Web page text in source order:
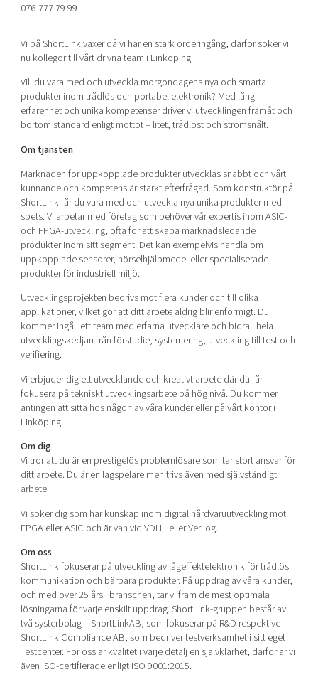
Shaping cities and regions
East Sweden Tech Women
Reversed mentorship
Current offers and activities
Talent & skills
Startup & industry collaboration
Offers to boost your business
Our community of companies
Publications
Project toolbox
Our clusters
Reach out to us
Locations
076-777 79 99
Vi på ShortLink växer då vi har en stark orderingång, därför söker vi
nu kollegor till vårt drivna team i Linköping.
Vill du vara med och utveckla morgondagens nya och smarta
produkter inom trådlös och portabel elektronik? Med lång
erfarenhet och unika kompetenser driver vi utvecklingen framåt och
bortom standard enligt mottot – litet, trådlöst och strömsnålt.
Om tjänsten
Marknaden för uppkopplade produkter utvecklas snabbt och vårt
kunnande och kompetens är starkt efterfrågad. Som konstruktör på
ShortLink får du vara med och utveckla nya unika produkter med
spets. Vi arbetar med företag som behöver vår expertis inom ASIC-
och FPGA-utveckling, ofta för att skapa marknadsledande
produkter inom sitt segment. Det kan exempelvis handla om
uppkopplade sensorer, hörselhjälpmedel eller specialiserade
produkter för industriell miljö.
Utvecklingsprojekten bedrivs mot flera kunder och till olika
applikationer, vilket gör att ditt arbete aldrig blir enformigt. Du
kommer ingå i ett team med erfarna utvecklare och bidra i hela
utvecklingskedjan från förstudie, systemering, utveckling till test och
verifiering.
Vi erbjuder dig ett utvecklande och kreativt arbete där du får
fokusera på tekniskt utvecklingsarbete på hög nivå. Du kommer
antingen att sitta hos någon av våra kunder eller på vårt kontor i
Linköping.
Om dig
Vi tror att du är en prestigelös problemlösare som tar stort ansvar för
ditt arbete. Du är en lagspelare men trivs även med självständigt
arbete.
Vi söker dig som har kunskap inom digital hårdvaruutveckling mot
FPGA eller ASIC och är van vid VDHL eller Verilog.
Om oss
ShortLink fokuserar på utveckling av lågeffektelektronik för trådlös
kommunikation och bärbara produkter. På uppdrag av våra kunder,
och med över 25 års i branschen, tar vi fram de mest optimala
lösningarna för varje enskilt uppdrag. ShortLink-gruppen består av
två systerbolag – ShortLinkAB, som fokuserar på R&D respektive
ShortLink Compliance AB, som bedriver testverksamhet i sitt eget
Testcenter. För oss är kvalitet i varje detalj en självklarhet, därför är vi
även ISO-certifierade enligt ISO 9001:2015.